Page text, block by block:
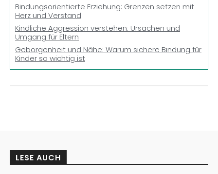
Bindungsorientierte Erziehung: Grenzen setzen mit
Herz und Verstand
Kindliche Aggression verstehen: Ursachen und
Umgang für Eltern
Geborgenheit und Nähe: Warum sichere Bindung für
Kinder so wichtig ist
LESE AUCH